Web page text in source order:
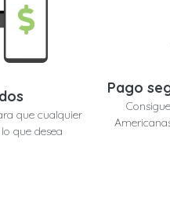
que cualquier
que desea
Pago